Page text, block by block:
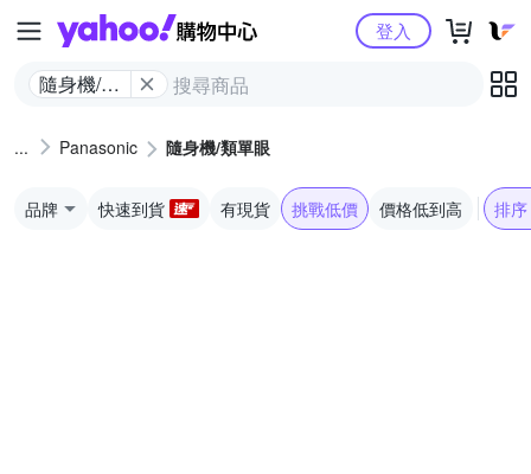
Yahoo購物中心
隨身機/類
登入
Panasonic 隨身機/類單眼
品牌 快速到貨 有現貨 挑戰低價 價格低到高 排序